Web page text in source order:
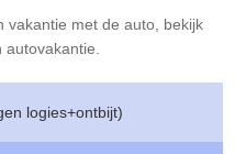
vakantie met de auto, bekijk
logies+ontbijt)